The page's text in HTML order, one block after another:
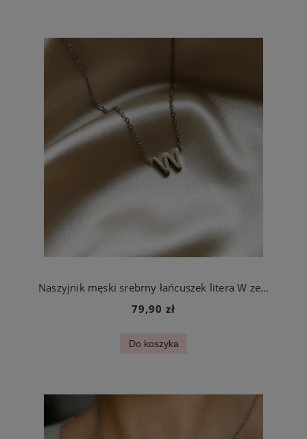
Naszyjnik męski srebrny łańcuszek litera W ze stali jubilerskiej
79,90 zł
Do koszyka